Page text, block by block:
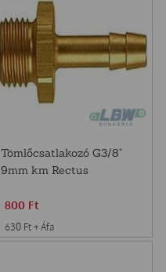
Tömlőcsatlakozó G3/8"
9mm km Rectus
800 Ft
630 Ft + Áfa